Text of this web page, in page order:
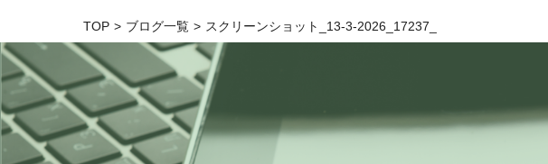
TOP > ブログ一覧 > スクリーンショット_13-3-2026_17237_